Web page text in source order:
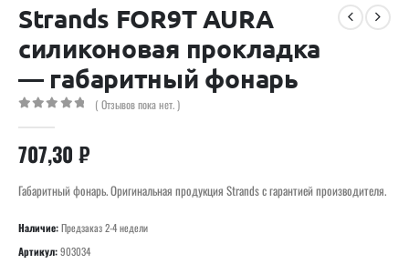
Strands FOR9T AURA
силиконовая прокладка
— габаритный фонарь
( Отзывов пока нет. )
707,30 ₽
Габаритный фонарь. Оригинальная продукция Strands с гарантией производителя.
Наличие:Предзаказ 2-4 недели
Артикул:903034